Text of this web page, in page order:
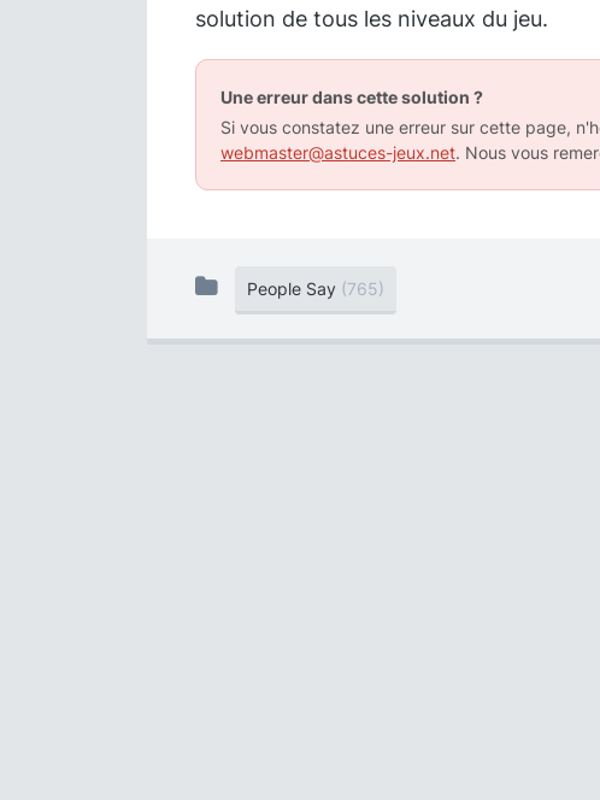
solution de tous les niveaux du jeu.
Une erreur dans cette solution ?
Si vous constatez une erreur sur cette page,
webmaster@astuces-jeux.net. Nous vous
People Say (765)